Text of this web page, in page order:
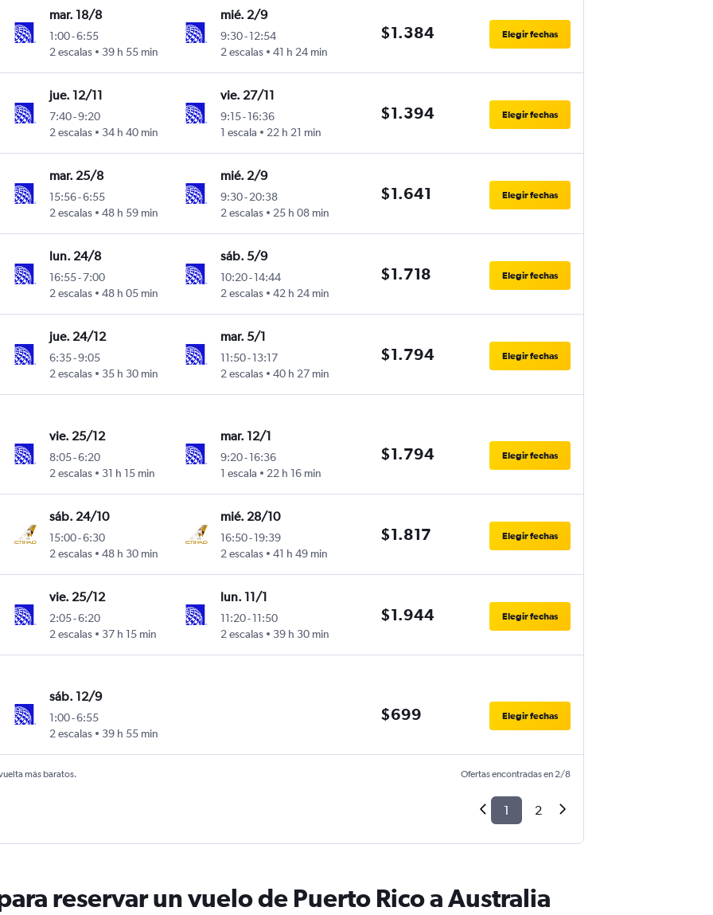
mar. 18/8
1:00-6:55
2 escalas
39 h 55 min
mié. 2/9
9:30-12:54
2 escalas
41 h 24 min
$1.384 Elegir fechas
jue. 12/11
7:40-9:20
2 escalas
34 h 40 min
vie. 27/11
9:15-16:36
1 escala
22 h 21 min
$1.394 Elegir fechas
mar. 25/8
15:56-6:55
2 escalas
48 h 59 min
mié. 2/9
9:30-20:38
2 escalas
25 h 08 min
$1.641 Elegir fechas
lun. 24/8
16:55-7:00
2 escalas
48 h 05 min
sáb. 5/9
10:20-14:44
2 escalas
42 h 24 min
$1.718 Elegir fechas
jue. 24/12
6:35-9:05
2 escalas
35 h 30 min
mar. 5/1
11:50-13:17
2 escalas
40 h 27 min
$1.794 Elegir fechas
vie. 25/12
8:05-6:20
2 escalas
31 h 15 min
mar. 12/1
9:20-16:36
1 escala
22 h 16 min
$1.794 Elegir fechas
sáb. 24/10
15:00-6:30
2 escalas
48 h 30 min
mié. 28/10
16:50-19:39
2 escalas
41 h 49 min
$1.817 Elegir fechas
vie. 25/12
2:05-6:20
2 escalas
37 h 15 min
lun. 11/1
11:20-11:50
2 escalas
39 h 30 min
$1.944 Elegir fechas
sáb. 12/9
1:00-6:55
2 escalas
39 h 55 min
$699 Elegir fechas
más baratos. Ofertas encontradas en 2/8
1 2
reservar un vuelo de Puerto Rico a Australia